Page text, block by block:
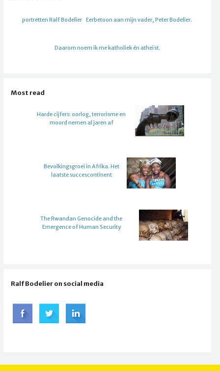
portretten Ralf Bodelier Eerbetoon aan mijn vader, Peter Bodelier.
Daarom noem ik me katholiek én atheïst.
Most read
Harde cijfers: oorlog, terrorisme en
moord nemen al jaren af
Bevolkingsgroei in Afrika. Het
laatste succescontinent
The Rwandan Genocide and the
Emergence of Human Security
Ralf Bodelier on social media